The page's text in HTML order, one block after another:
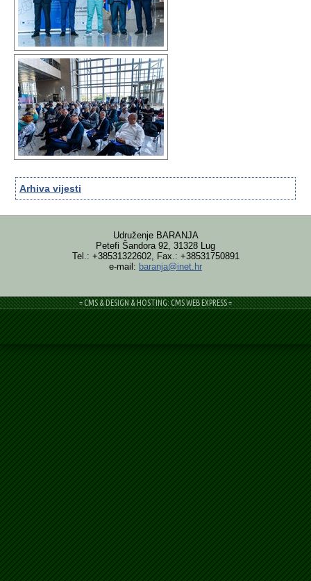
Arhiva vijesti
Udruženje BARANJA
Petefi Šandora 92, 31328 Lug
Tel.: +38531322602, Fax.: +38531750891
e-mail: baranja@inet.hr
= CMS & DESIGN & HOSTING: CMS WEB EXPRESS =